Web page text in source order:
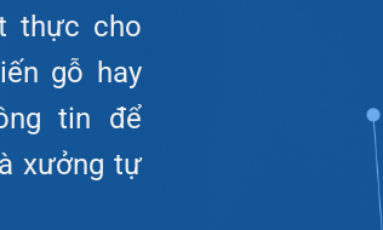
thực cho
gỗ hay
tin để
xưởng tự